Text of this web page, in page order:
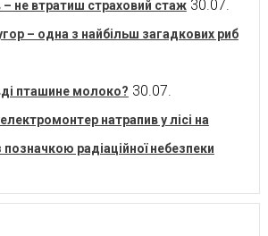
не втратиш страховий стаж 30.07.
– одна з найбільш загадкових риб
пташине молоко? 30.07.
натрапив у лісі на
позначкою радіаційної небезпеки